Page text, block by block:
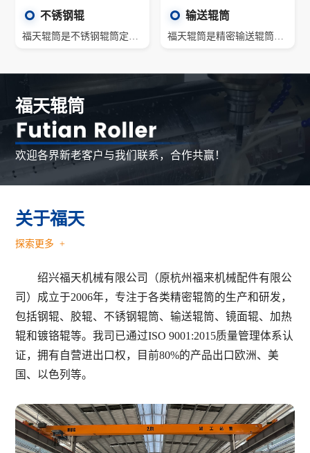
不锈钢辊 输送辊筒
福天辊筒是精密输送辊筒定制生产厂家，如聚氨酯包胶输送辊、中高辊、输送滚筒装配件等。输送辊筒广泛应用于输送系统、物流设备、自动化设备、包装机械、食品机械、分拣机、快递等。
福天辊筒
欢迎各界新老客户与我们联系，合作共赢！
关于福天
探索更多 +
绍兴福天机械有限公司（原杭州福来机械配件有限公
司）成立于2006年，专注于各类精密辊筒的生产和研发，
包括钢辊、胶辊、不锈钢辊筒、输送辊筒、镜面辊、加热
辊和镀铬辊等。我司已通过ISO 9001:2015质量管理体系认
证，拥有自营进出口权，目前80%的产品出口欧洲、美
国、以色列等。